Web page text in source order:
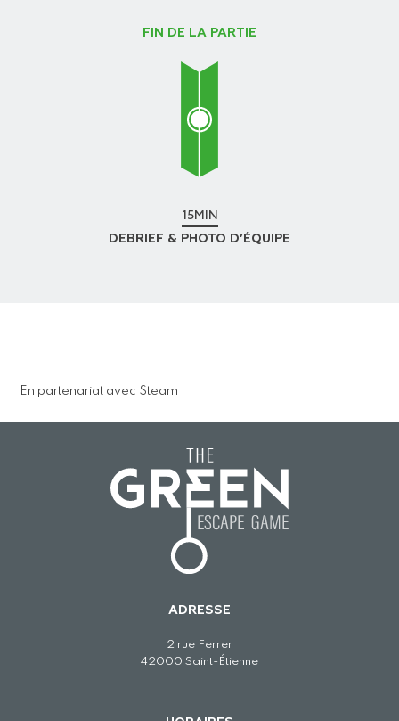
FIN DE LA PARTIE
15MIN
DEBRIEF & PHOTO D’ÉQUIPE
En partenariat avec Steam
ADRESSE
2 rue Ferrer
42000 Saint-Étienne